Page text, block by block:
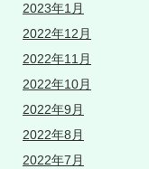
2023年1月
2022年12月
2022年11月
2022年10月
2022年9月
2022年8月
2022年7月